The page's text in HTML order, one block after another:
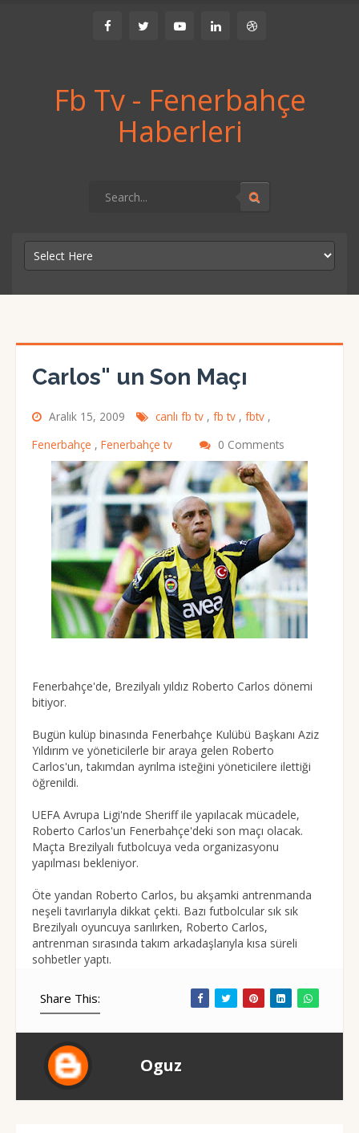
Fb Tv - Fenerbahçe
Haberleri
Carlos" un Son Maçı
Aralık 15, 2009 canlı fb tv , fb tv , fbtv ,
Fenerbahçe , Fenerbahçe tv 0 Comments
Fenerbahçe'de, Brezilyalı yıldız Roberto Carlos dönemi
bitiyor.
Bugün kulüp binasında Fenerbahçe Kulübü Başkanı Aziz
Yıldırım ve yöneticilerle bir araya gelen Roberto
Carlos'un, takımdan ayrılma isteğini yöneticilere ilettiği
öğrenildi.
UEFA Avrupa Ligi'nde Sheriff ile yapılacak mücadele,
Roberto Carlos'un Fenerbahçe'deki son maçı olacak.
Maçta Brezilyalı futbolcuya veda organizasyonu
yapılması bekleniyor.
Öte yandan Roberto Carlos, bu akşamki antrenmanda
neşeli tavırlarıyla dikkat çekti. Bazı futbolcular sık sık
Brezilyalı oyuncuya sarılırken, Roberto Carlos,
antrenman sırasında takım arkadaşlarıyla kısa süreli
sohbetler yaptı.
Share This:
Oguz